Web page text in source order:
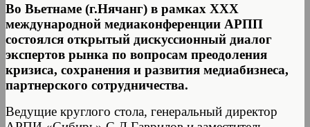
Во Вьетнаме (г.Нячанг) в рамках ХХX
международной медиаконференции АРПП
состоялся открытый дискуссионный диалог
экспертов рынка по вопросам преодоления
кризиса, сохранения и развития медиабизнеса,
партнерского сотрудничества.
Ведущие круглого стола, генеральный директор